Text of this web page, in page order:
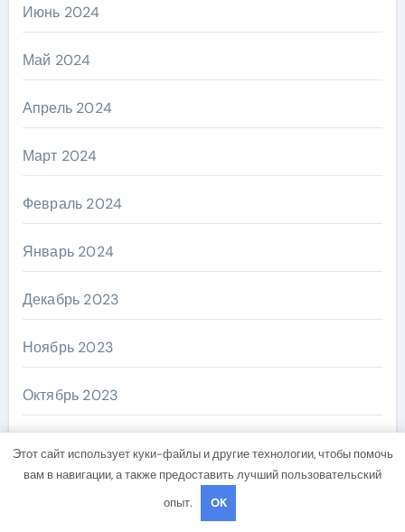
Июнь 2024
Май 2024
Апрель 2024
Март 2024
Февраль 2024
Январь 2024
Декабрь 2023
Ноябрь 2023
Октябрь 2023
Этот сайт использует куки-файлы и другие технологии, чтобы помочь
вам в навигации, а также предоставить лучший пользовательский
опыт.
OK